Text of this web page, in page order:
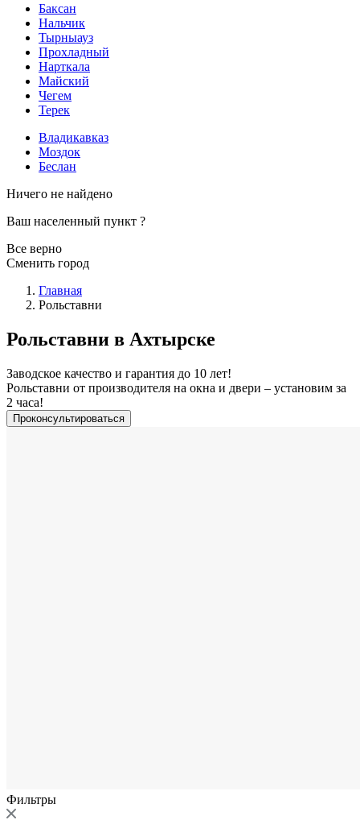
Баксан
Нальчик
Тырныауз
Прохладный
Нарткала
Майский
Чегем
Терек
Владикавказ
Моздок
Беслан
Ничего не найдено
Ваш населенный пункт ?
Все верно
Сменить город
Главная
Рольставни
Рольставни в Ахтырске
Заводское качество и гарантия до 10 лет!
Рольставни от производителя на окна и двери – установим за
2 часа!
Проконсультироваться
Фильтры